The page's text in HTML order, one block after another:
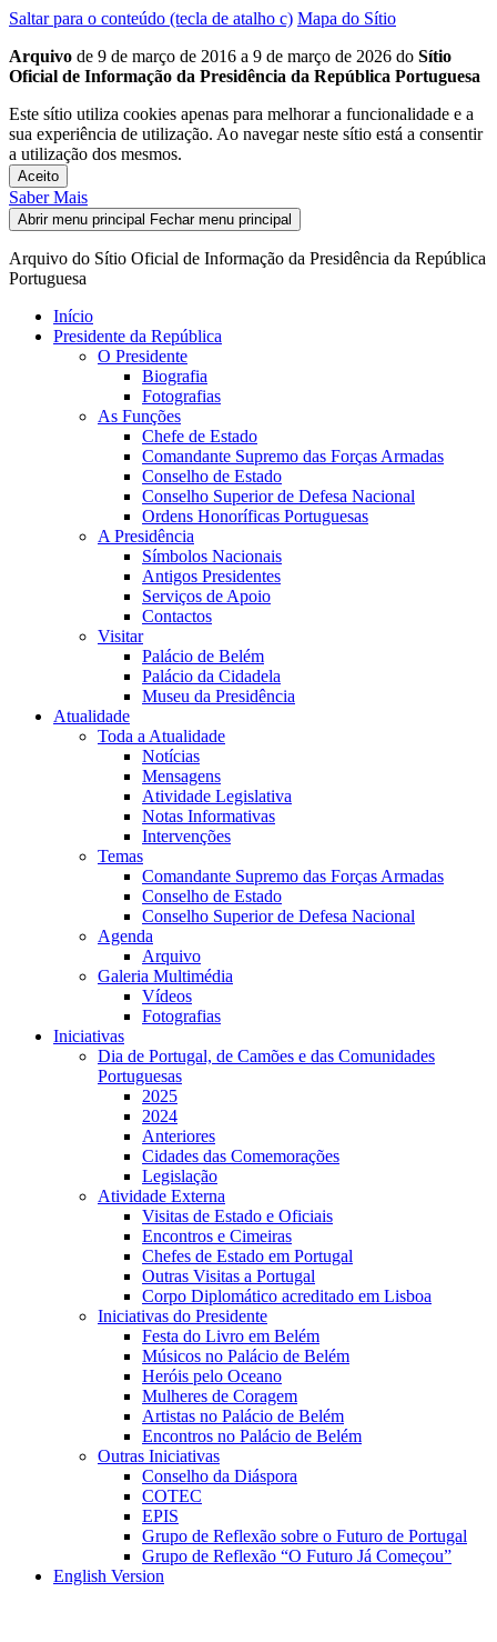
Saltar para o conteúdo (tecla de atalho c) Mapa do Sítio
Arquivo de 9 de março de 2016 a 9 de março de 2026 do Sítio
Oficial de Informação da Presidência da República Portuguesa
Este sítio utiliza cookies apenas para melhorar a funcionalidade e a
sua experiência de utilização. Ao navegar neste sítio está a consentir
a utilização dos mesmos.
Aceito
Saber Mais
Abrir menu principal Fechar menu principal
Arquivo do Sítio Oficial de Informação da Presidência da República
Portuguesa
Início
Presidente da República
O Presidente
Biografia
Fotografias
As Funções
Chefe de Estado
Comandante Supremo das Forças Armadas
Conselho de Estado
Conselho Superior de Defesa Nacional
Ordens Honoríficas Portuguesas
A Presidência
Símbolos Nacionais
Antigos Presidentes
Serviços de Apoio
Contactos
Visitar
Palácio de Belém
Palácio da Cidadela
Museu da Presidência
Atualidade
Toda a Atualidade
Notícias
Mensagens
Atividade Legislativa
Notas Informativas
Intervenções
Temas
Comandante Supremo das Forças Armadas
Conselho de Estado
Conselho Superior de Defesa Nacional
Agenda
Arquivo
Galeria Multimédia
Vídeos
Fotografias
Iniciativas
Dia de Portugal, de Camões e das Comunidades
Portuguesas
2025
2024
Anteriores
Cidades das Comemorações
Legislação
Atividade Externa
Visitas de Estado e Oficiais
Encontros e Cimeiras
Chefes de Estado em Portugal
Outras Visitas a Portugal
Corpo Diplomático acreditado em Lisboa
Iniciativas do Presidente
Festa do Livro em Belém
Músicos no Palácio de Belém
Heróis pelo Oceano
Mulheres de Coragem
Artistas no Palácio de Belém
Encontros no Palácio de Belém
Outras Iniciativas
Conselho da Diáspora
COTEC
EPIS
Grupo de Reflexão sobre o Futuro de Portugal
Grupo de Reflexão “O Futuro Já Começou”
English Version